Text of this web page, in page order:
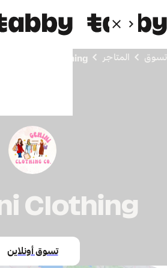
تسوق المتاجر Gemini Clothing
Clothing
تسوق أونلاين